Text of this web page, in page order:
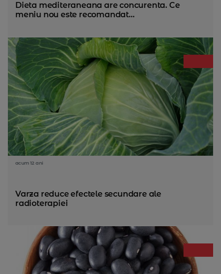
Dieta mediteraneana are concurenta. Ce
meniu nou este recomandat...
acum 12 ani
Varza reduce efectele secundare ale
radioterapiei